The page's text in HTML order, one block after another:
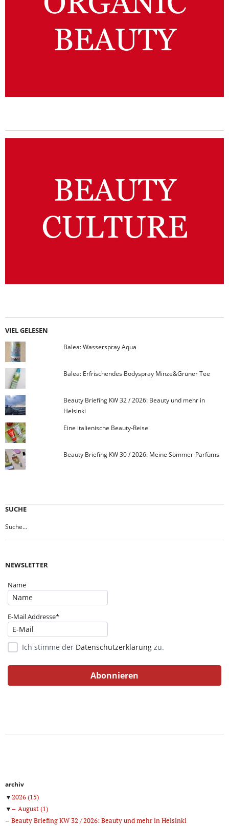
VIEL GELESEN
Balea: Wasserspray Aqua
Balea: Erfrischendes Bodyspray Minze&Grüner Tee
Beauty Briefing KW 32 / 2026: Beauty und mehr in
Helsinki
Eine italienische Beauty-Reise
Beauty Briefing KW 30 / 2026: Meine Sommer-Parfüms
SUCHE
NEWSLETTER
Name
E-Mail Addresse*
Ich stimme der Datenschutzerklärung zu.
archiv
▼2026(15)
▼
August(1)
Beauty Briefing KW 32 / 2026: Beauty und mehr in Helsinki